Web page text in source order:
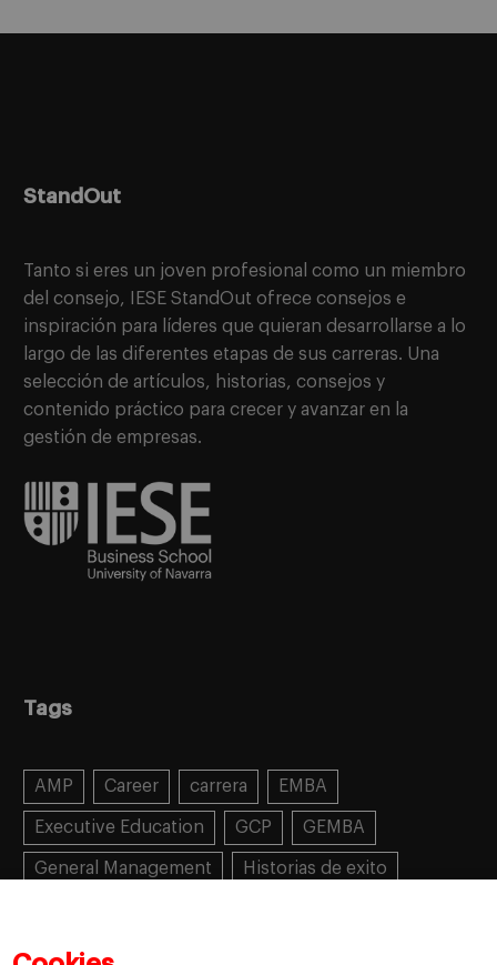
StandOut
Tanto si eres un joven profesional como un miembro
del consejo, IESE StandOut ofrece consejos e
inspiración para líderes que quieran desarrollarse a lo
largo de las diferentes etapas de sus carreras. Una
selección de artículos, historias, consejos y
contenido práctico para crecer y avanzar en la
gestión de empresas.
Tags
AMP Career carrera EMBA
Executive Education GCP GEMBA
General Management Historias de exito
Mujeres emprendedoras